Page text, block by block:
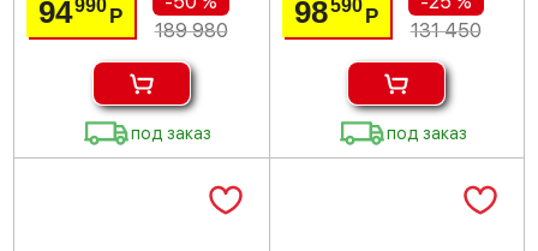
94990Р
189 980
под заказ
98590 Р
131 450
под заказ